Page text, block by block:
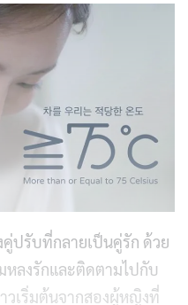
คู่ปรับที่กลายเป็นคู่รัก ด้วย
หลงรักและติดตามไปกับ
วเริ่มต้นจากสองผู้หญิงที่